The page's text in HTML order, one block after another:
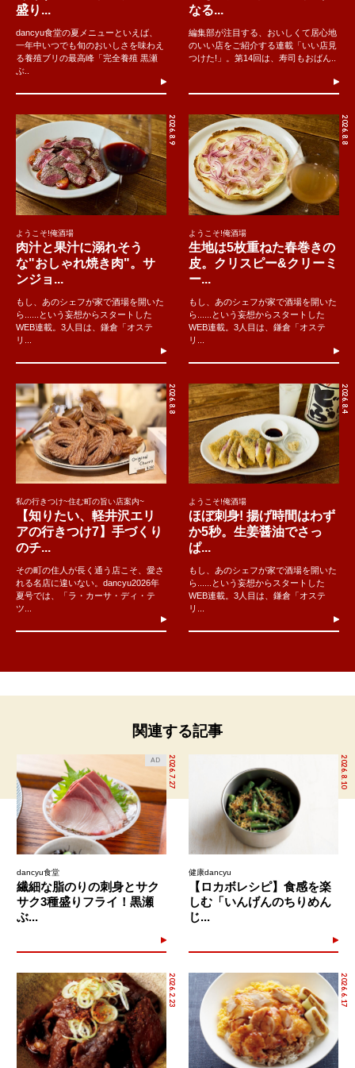
盛り...
dancyu食堂の夏メニューといえば、
一年中いつでも旬のおいしさを味わえ
る養殖ブリの最高峰「完全養殖 黒瀬
ぶ..
なる...
編集部が注目する、おいしくて居心地
のいい店をご紹介する連載「いい店見
つけた!」。第14回は、寿司もおばん..
2026.8.9
ようこそ!俺酒場
肉汁と果汁に溺れそう
な"おしゃれ焼き肉"。サ
ンジョ...
もし、あのシェフが家で酒場を開いた
ら......という妄想からスタートした
WEB連載。3人目は、鎌倉「オステ
リ...
2026.8.8
ようこそ!俺酒場
生地は5枚重ねた春巻きの
皮。クリスピー&クリーミ
ー...
もし、あのシェフが家で酒場を開いた
ら......という妄想からスタートした
WEB連載。3人目は、鎌倉「オステ
リ...
2026.8.8
私の行きつけ~住む町の旨い店案内~
【知りたい、軽井沢エリ
アの行きつけ7】手づくり
のチ...
その町の住人が長く通う店こそ、愛さ
れる名店に違いない。dancyu2026年
夏号では、「ラ・カーサ・ディ・テ
ツ...
2026.8.4
ようこそ!俺酒場
ほぼ刺身! 揚げ時間はわず
か5秒。生姜醤油でさっ
ぱ...
もし、あのシェフが家で酒場を開いた
ら......という妄想からスタートした
WEB連載。3人目は、鎌倉「オステ
リ...
関連する記事
2026.7.27
AD
dancyu食堂
繊細な脂のりの刺身とサク
サク3種盛りフライ！黒瀬
ぶ...
2026.8.10
健康dancyu
【ロカボレシピ】食感を楽
しむ「いんげんのちりめん
じ...
2026.2.23 2026.6.17